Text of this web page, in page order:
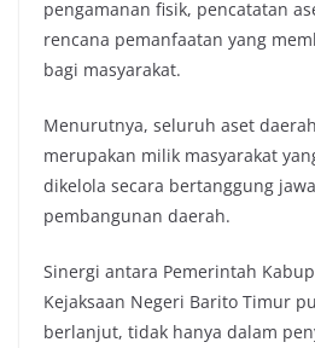
pengamanan fisik, pencatatan
rencana pemanfaatan yang
bagi masyarakat.
Menurutnya, seluruh aset
merupakan milik masyarakat
dikelola secara bertanggung
pembangunan daerah.
Sinergi antara Pemerintah
Kejaksaan Negeri Barito Timur
berlanjut, tidak hanya dalam